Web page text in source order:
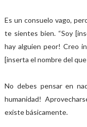
Es un consuelo vago,
te sientes bien. “Soy
hay alguien peor! Creo
[inserta el nombre del
No debes pensar en
humanidad!
existe básicamente.